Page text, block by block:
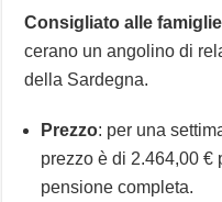
Consigliato alle famiglie
cerano un angolino di
della Sardegna.
Prezzo: per una
prezzo è di 2.464,00 €
pensione completa.